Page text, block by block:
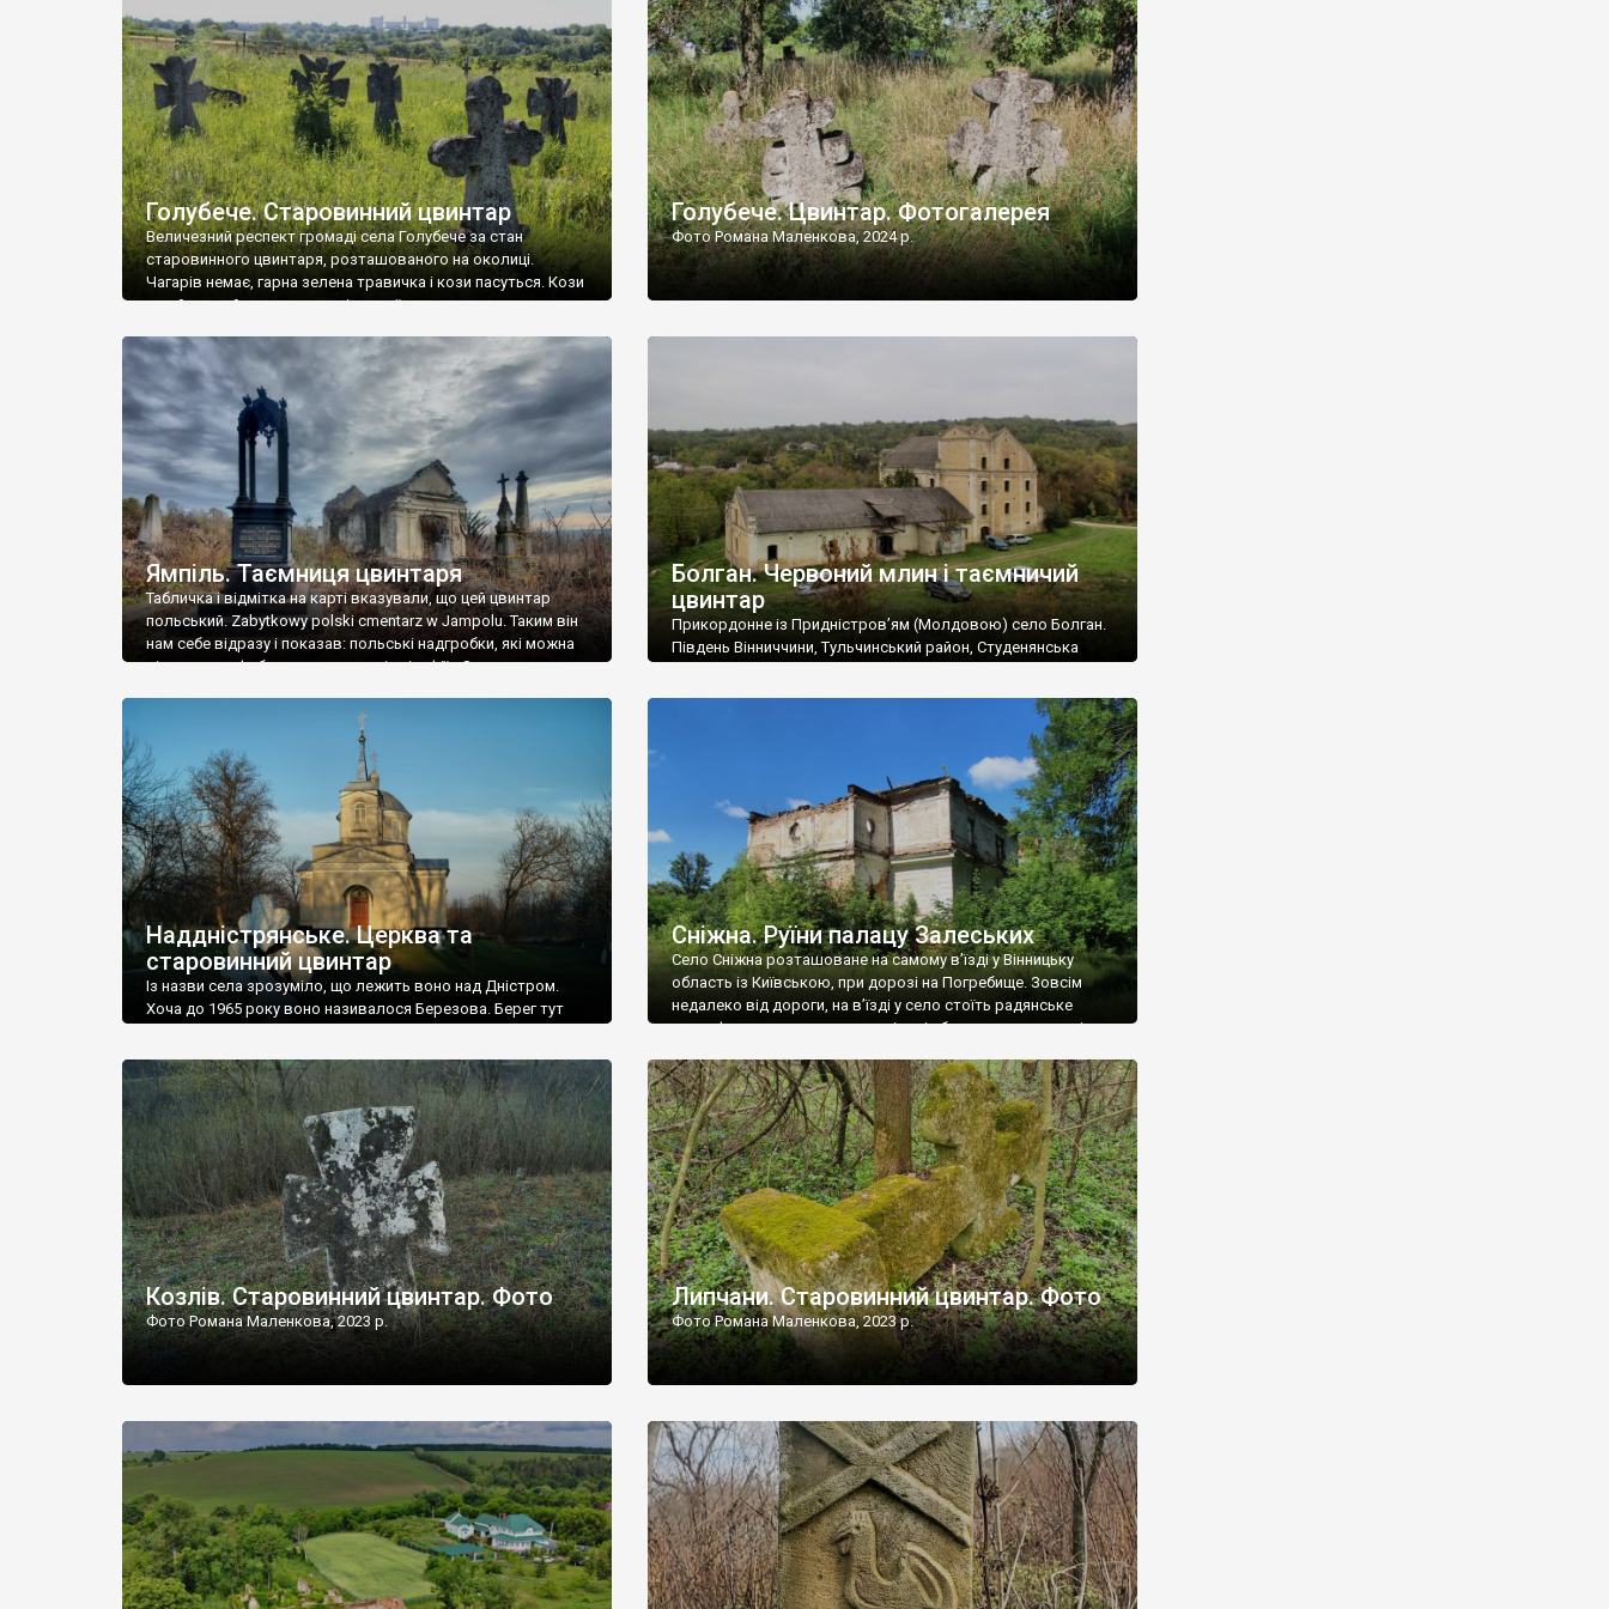
[…]
Голубече. Старовинний цвинтар
Величезний респект громаді села Голубече за стан
старовинного цвинтаря, розташованого на околиці.
Чагарів немає, гарна зелена травичка і кози пасуться. Кози
– найкращий регулятор шкідливої, для старих кладовищ,
бруньками, кози ті бруньки обгризають, бо то улюблений
делікатес. На цвинтарі у Голубечому ціла колекція
різноманітних форм хрестів. Село відносно невелике, […]
Голубече. Цвинтар. Фотогалерея
Фото Романа Маленкова, 2024 р.
Ямпіль. Таємниця цвинтаря
Табличка і відмітка на карті вказували, що цей цвинтар
польський. Zabytkowy polski cmentarz w Jampolu. Таким він
нам себе відразу і показав: польські надгробки, які можна
віднести до фабричних, польські епітафії… Загалом цвинтар
виявилося більше семи гектарів. Перше враження про
абсолютну звичайність польського цвинтаря виявилося
оманливим – […]
Болган. Червоний млин і таємничий
цвинтар
Прикордонне із Придністров’ям (Молдовою) село Болган.
Південь Вінниччини, Тульчинський район, Студенянська
старовинний цвинтар із кам’яними хрестами. Всі епітафії, які
збереглися, написані кирилицею, церковнослов’янською
мовою. За всіма традиційними ознаками – цвинтар
український. Хрести датуються 19 століттям. У 1924-1940
роках Болган […]
Наддністрянське. Церква та
старовинний цвинтар
Із назви села зрозуміло, що лежить воно над Дністром.
Хоча до 1965 року воно називалося Березова. Берег тут
Наддністрянське відрізняється від більшості навколишніх
сіл. У селі є мурована Михайлівська церква. Точної дати […]
Сніжна. Руїни палацу Залеських
Село Сніжна розташоване на самому в’їзді у Вінницьку
область із Київською, при дорозі на Погребище. Зовсім
недалеко від дороги, на в’їзді у село стоїть радянське
рельєфне пано, яке показує жінку і яблуню, а трохи далі,
дороги їх не видно, але видно дві стареньких колії у траві –
[…]
Козлів. Старовинний цвинтар. Фото
Фото Романа Маленкова, 2023 р.
Липчани. Старовинний цвинтар. Фото
Фото Романа Маленкова, 2023 р.